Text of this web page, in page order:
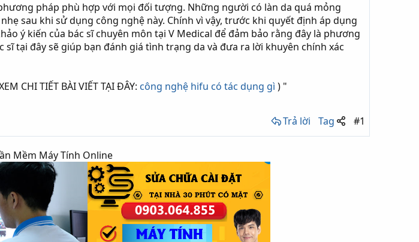
pháp phù hợp với mọi đối tượng. Những người có làn da quá mỏng
sau khi sử dụng công nghệ này. Chính vì vậy, trước khi quyết định áp dụng
ý kiến của bác sĩ chuyên môn tại V Medical để đảm bảo rằng đây là phương
tại đây sẽ giúp bạn đánh giá tình trạng da và đưa ra lời khuyên chính xác
CHI TIẾT BÀI VIẾT TẠI ĐÂY: công nghệ hifu có tác dụng gì ) "
Trả lời
Tag #1
Mềm Máy Tính Online